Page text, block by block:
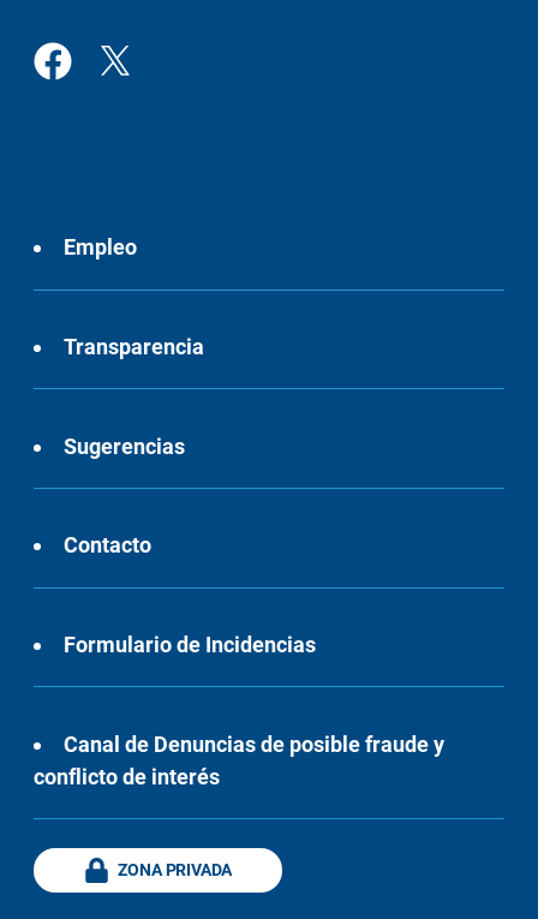
Empleo
Transparencia
Sugerencias
Contacto
Formulario de Incidencias
Canal de Denuncias de posible fraude y
conflicto de interés
ZONA PRIVADA